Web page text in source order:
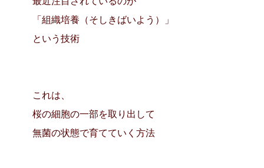
「組織培養（そしきばいよう）」
という技術
これは、
桜の細胞の一部を取り出して
無菌の状態で育てていく方法